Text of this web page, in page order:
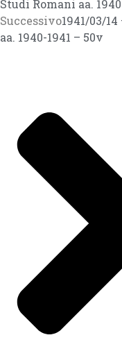
Studi Romani aa.
Successivo1941/03/
aa. 1940-1941 – 50v